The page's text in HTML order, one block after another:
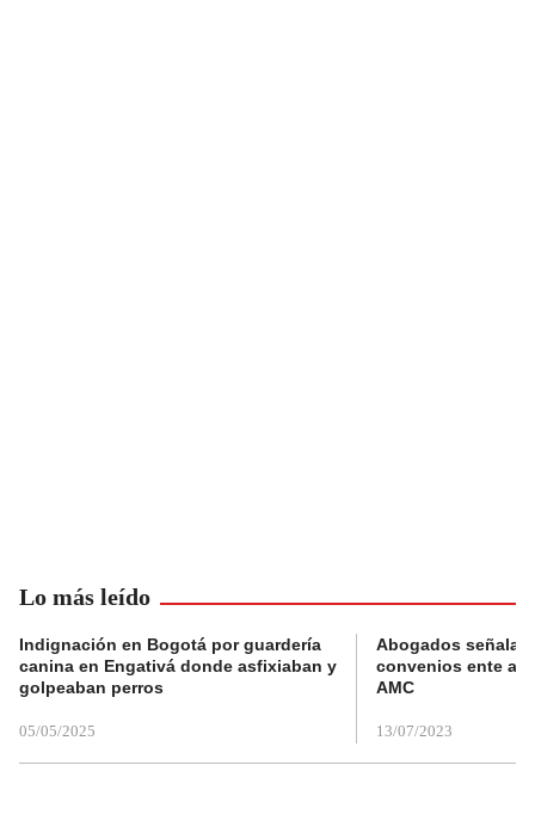
Lo más leído
Indignación en Bogotá por guardería
canina en Engativá donde asfixiaban y
golpeaban perros
05/05/2025
Abogados
convenios ente
AMC
13/07/2023